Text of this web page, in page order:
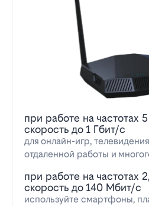
при работе на частотах
скорость до 1 Гбит/с
для онлайн-игр,
отдаленной работы и
при работе на частотах
скорость до 140 Мбит/с
используйте смартфоны,